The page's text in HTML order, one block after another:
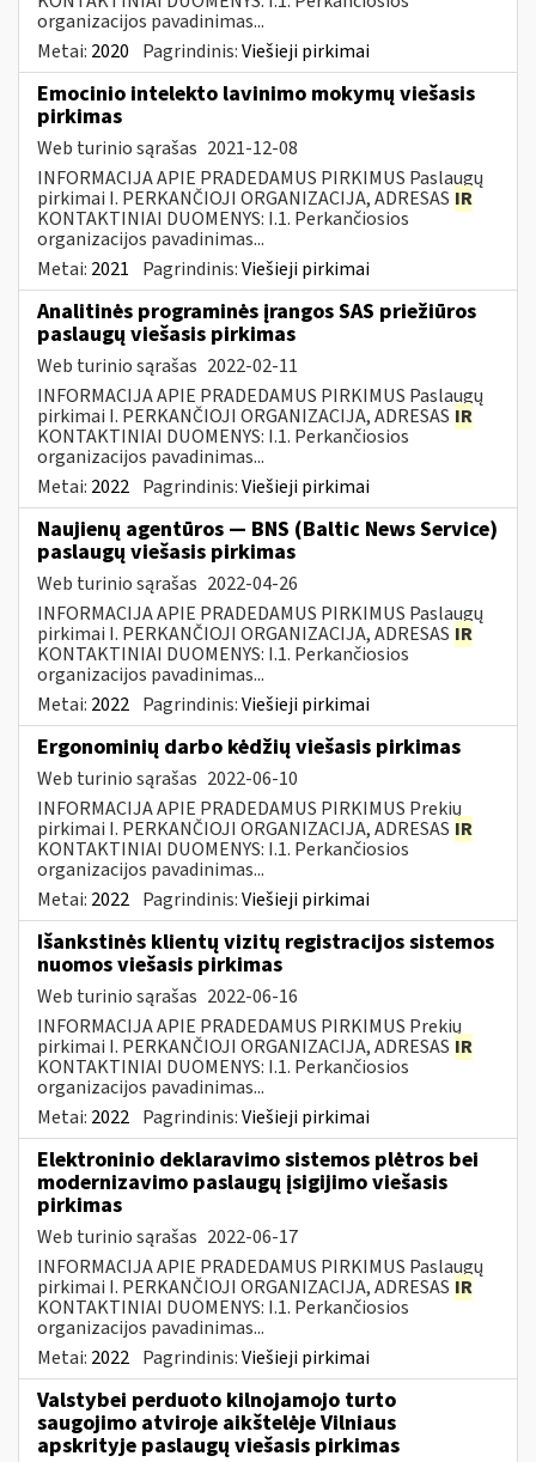
organizacijos pavadinimas...
Metai: 2020 Pagrindinis:Viešieji pirkimai
Emocinio intelekto lavinimo mokymų viešasis
pirkimas
Web turinio sąrašas 2021-12-08
INFORMACIJA APIE PRADEDAMUS PIRKIMUS Paslaugų
pirkimai I. PERKANČIOJI ORGANIZACIJA, ADRESAS IR
KONTAKTINIAI DUOMENYS: I.1. Perkančiosios
organizacijos pavadinimas...
Metai: 2021 Pagrindinis:Viešieji pirkimai
Analitinės programinės įrangos SAS priežiūros
paslaugų viešasis pirkimas
Web turinio sąrašas 2022-02-11
INFORMACIJA APIE PRADEDAMUS PIRKIMUS Paslaugų
pirkimai I. PERKANČIOJI ORGANIZACIJA, ADRESAS IR
KONTAKTINIAI DUOMENYS: I.1. Perkančiosios
organizacijos pavadinimas...
Metai: 2022 Pagrindinis:Viešieji pirkimai
Naujienų agentūros — BNS (Baltic News Service)
paslaugų viešasis pirkimas
Web turinio sąrašas 2022-04-26
INFORMACIJA APIE PRADEDAMUS PIRKIMUS Paslaugų
pirkimai I. PERKANČIOJI ORGANIZACIJA, ADRESAS IR
KONTAKTINIAI DUOMENYS: I.1. Perkančiosios
organizacijos pavadinimas...
Metai: 2022 Pagrindinis:Viešieji pirkimai
Ergonominių darbo kėdžių viešasis pirkimas
Web turinio sąrašas 2022-06-10
INFORMACIJA APIE PRADEDAMUS PIRKIMUS Prekių
pirkimai I. PERKANČIOJI ORGANIZACIJA, ADRESAS IR
KONTAKTINIAI DUOMENYS: I.1. Perkančiosios
organizacijos pavadinimas...
Metai: 2022 Pagrindinis:Viešieji pirkimai
Išankstinės klientų vizitų registracijos sistemos
nuomos viešasis pirkimas
Web turinio sąrašas 2022-06-16
INFORMACIJA APIE PRADEDAMUS PIRKIMUS Prekių
pirkimai I. PERKANČIOJI ORGANIZACIJA, ADRESAS IR
KONTAKTINIAI DUOMENYS: I.1. Perkančiosios
organizacijos pavadinimas...
Metai: 2022 Pagrindinis:Viešieji pirkimai
Elektroninio deklaravimo sistemos plėtros bei
modernizavimo paslaugų įsigijimo viešasis
pirkimas
Web turinio sąrašas 2022-06-17
INFORMACIJA APIE PRADEDAMUS PIRKIMUS Paslaugų
pirkimai I. PERKANČIOJI ORGANIZACIJA, ADRESAS IR
KONTAKTINIAI DUOMENYS: I.1. Perkančiosios
organizacijos pavadinimas...
Metai: 2022 Pagrindinis:Viešieji pirkimai
Valstybei perduoto kilnojamojo turto
saugojimo atviroje aikštelėje Vilniaus
apskrityje paslaugų viešasis pirkimas